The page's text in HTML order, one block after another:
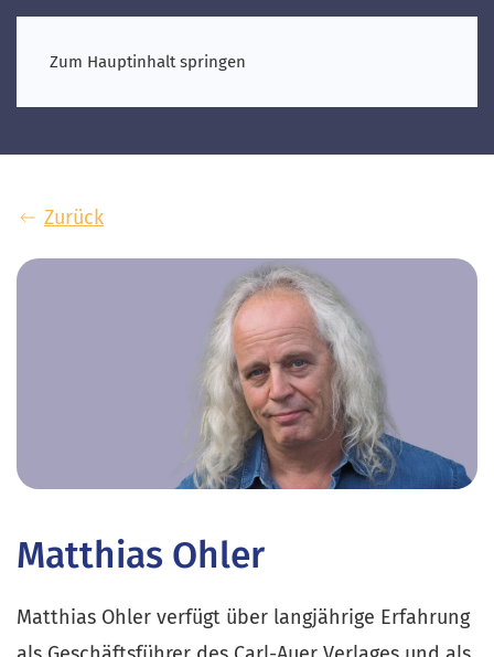
Zum Hauptinhalt springen
Zurück
Matthias Ohler
Matthias Ohler verfügt über langjährige Erfahrung